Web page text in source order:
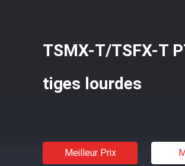
TSMX-T/TSFX-T
tiges lourdes
Meilleur Prix